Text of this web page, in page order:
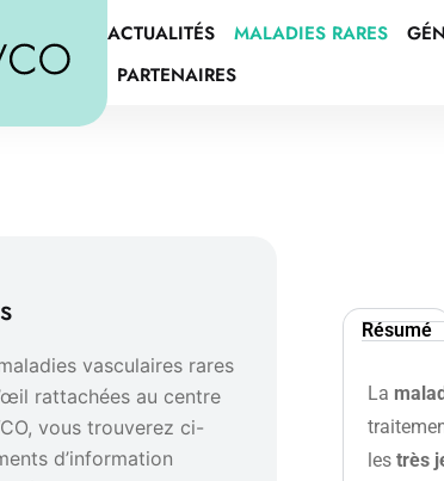
ACTUALITÉS MALADIES RARES
PARTENAIRES
vasculaires rares
rattachées au centre
vous trouverez ci-
d’information
Résumé
La
les très